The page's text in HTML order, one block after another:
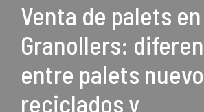
Venta de palets en
Granollers:
entre palets
reciclados y